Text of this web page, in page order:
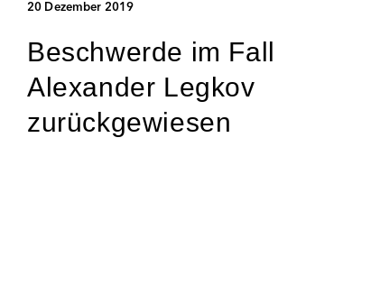
20 Dezember 2019
Beschwerde im Fall
Alexander Legkov
zurückgewiesen